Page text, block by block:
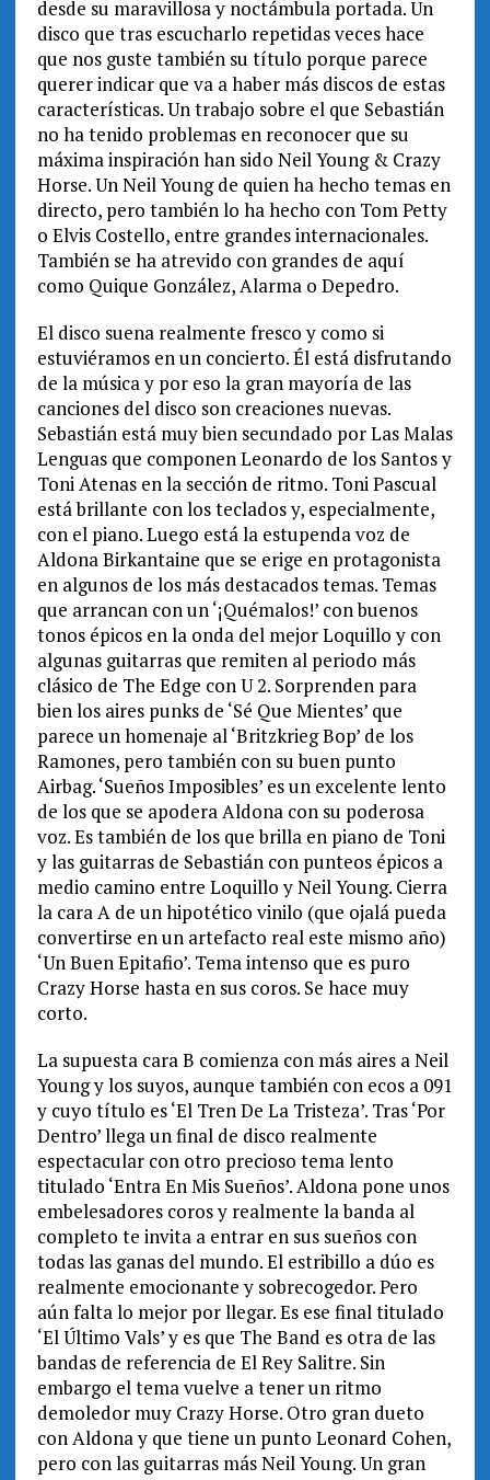
desde su maravillosa y noctámbula portada. Un
disco que tras escucharlo repetidas veces hace
que nos guste también su título porque parece
querer indicar que va a haber más discos de estas
características. Un trabajo sobre el que Sebastián
no ha tenido problemas en reconocer que su
máxima inspiración han sido Neil Young & Crazy
Horse. Un Neil Young de quien ha hecho temas en
directo, pero también lo ha hecho con Tom Petty
o Elvis Costello, entre grandes internacionales.
También se ha atrevido con grandes de aquí
como Quique González, Alarma o Depedro.
El disco suena realmente fresco y como si
estuviéramos en un concierto. Él está disfrutando
de la música y por eso la gran mayoría de las
canciones del disco son creaciones nuevas.
Sebastián está muy bien secundado por Las Malas
Lenguas que componen Leonardo de los Santos y
Toni Atenas en la sección de ritmo. Toni Pascual
está brillante con los teclados y, especialmente,
con el piano. Luego está la estupenda voz de
Aldona Birkantaine que se erige en protagonista
en algunos de los más destacados temas. Temas
que arrancan con un ‘¡Quémalos!’ con buenos
tonos épicos en la onda del mejor Loquillo y con
algunas guitarras que remiten al periodo más
clásico de The Edge con U 2. Sorprenden para
bien los aires punks de ‘Sé Que Mientes’ que
parece un homenaje al ‘Britzkrieg Bop’ de los
Ramones, pero también con su buen punto
Airbag. ‘Sueños Imposibles’ es un excelente lento
de los que se apodera Aldona con su poderosa
voz. Es también de los que brilla en piano de Toni
y las guitarras de Sebastián con punteos épicos a
medio camino entre Loquillo y Neil Young. Cierra
la cara A de un hipotético vinilo (que ojalá pueda
convertirse en un artefacto real este mismo año)
‘Un Buen Epitafio’. Tema intenso que es puro
Crazy Horse hasta en sus coros. Se hace muy
corto.
La supuesta cara B comienza con más aires a Neil
Young y los suyos, aunque también con ecos a 091
y cuyo título es ‘El Tren De La Tristeza’. Tras ‘Por
Dentro’ llega un final de disco realmente
espectacular con otro precioso tema lento
titulado ‘Entra En Mis Sueños’. Aldona pone unos
embelesadores coros y realmente la banda al
completo te invita a entrar en sus sueños con
todas las ganas del mundo. El estribillo a dúo es
realmente emocionante y sobrecogedor. Pero
aún falta lo mejor por llegar. Es ese final titulado
‘El Último Vals’ y es que The Band es otra de las
bandas de referencia de El Rey Salitre. Sin
embargo el tema vuelve a tener un ritmo
demoledor muy Crazy Horse. Otro gran dueto
con Aldona y que tiene un punto Leonard Cohen,
pero con las guitarras más Neil Young. Un gran